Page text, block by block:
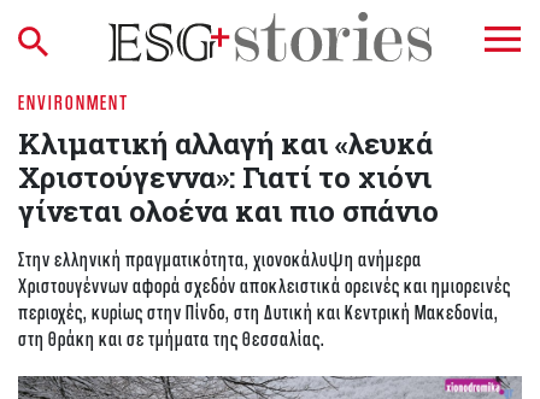
ENVIRONMENT
Κλιματική αλλαγή και «λευκά
Χριστούγεννα»: Γιατί το χιόνι
γίνεται ολοένα και πιο σπάνιο
Στην ελληνική πραγματικότητα, χιονοκάλυψη ανήμερα
Χριστουγέννων αφορά σχεδόν αποκλειστικά ορεινές και ημιορεινές
περιοχές, κυρίως στην Πίνδο, στη Δυτική και Κεντρική Μακεδονία,
στη Θράκη και σε τμήματα της Θεσσαλίας.